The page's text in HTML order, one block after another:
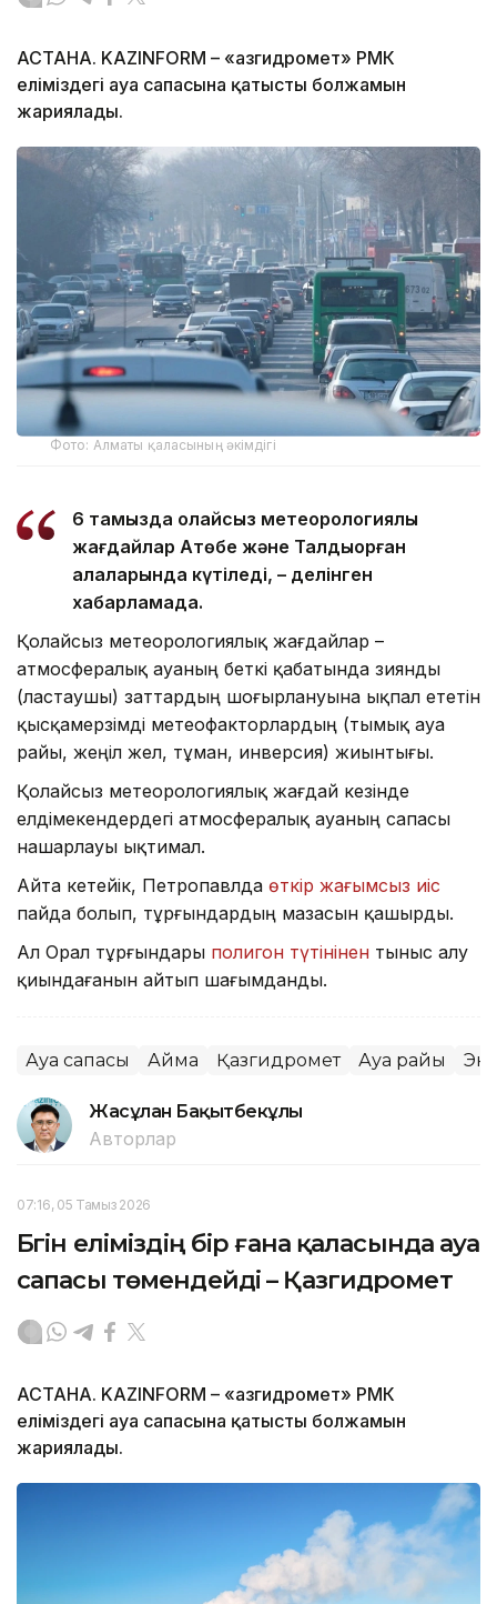
АСТАНА. KAZINFORM – «Қазгидромет» РМК
еліміздегі ауа сапасына қатысты болжамын
жариялады.
Фото: Алматы қаласының әкімдігі
6 тамызда қолайсыз метеорологиялық
жағдайлар Ақтөбе және Талдықорған
қалаларында күтіледі, – делінген
хабарламада.
Қолайсыз метеорологиялық жағдайлар –
атмосфералық ауаның беткі қабатында зиянды
(ластаушы) заттардың шоғырлануына ықпал ететін
қысқамерзімді метеофакторлардың (тымық ауа
райы, жеңіл жел, тұман, инверсия) жиынтығы.
Қолайсыз метеорологиялық жағдай кезінде
елдімекендердегі атмосфералық ауаның сапасы
нашарлауы ықтимал.
Айта кетейік, Петропавлда өткір жағымсыз иіс
пайда болып, тұрғындардың мазасын қашырды.
Ал Орал тұрғындары полигон түтінінен тыныс алу
қиындағанын айтып шағымданды.
Ауа сапасы Аймақ Қазгидромет Ауа райы
Жасұлан Бақытбекұлы
Авторлар
07:16, 05 Тамыз 2026
Бүгін еліміздің бір ғана қаласында ауа
сапасы төмендейді – Қазгидромет
АСТАНА. KAZINFORM – «Қазгидромет» РМК
еліміздегі ауа сапасына қатысты болжамын
жариялады.